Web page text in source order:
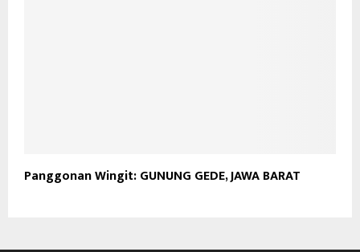
Panggonan Wingit: GUNUNG GEDE, JAWA BARAT